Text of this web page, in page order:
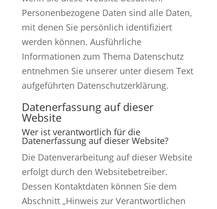
Personenbezogene Daten sind alle Daten,
mit denen Sie persönlich identifiziert
werden können. Ausführliche
Informationen zum Thema Datenschutz
entnehmen Sie unserer unter diesem Text
aufgeführten Datenschutzerklärung.
Datenerfassung auf dieser
Website
Wer ist verantwortlich für die
Datenerfassung auf dieser Website?
Die Datenverarbeitung auf dieser Website
erfolgt durch den Websitebetreiber.
Dessen Kontaktdaten können Sie dem
Abschnitt „Hinweis zur Verantwortlichen